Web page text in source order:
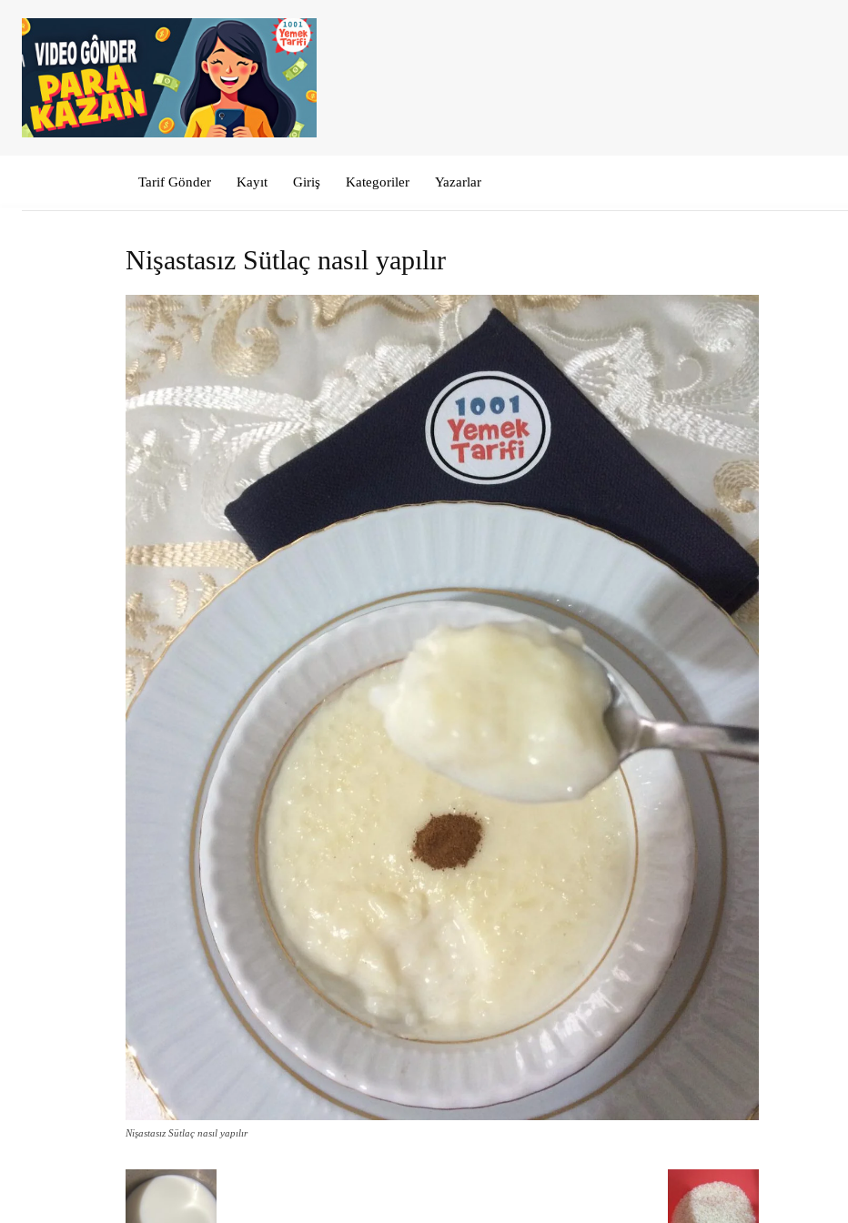
Tarif Gönder Kayıt Giriş Kategoriler Yazarlar
Nişastasız Sütlaç nasıl yapılır
Nişastasız Sütlaç nasıl yapılır